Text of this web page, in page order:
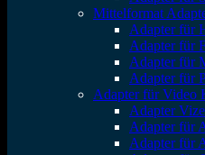
Mittelformat
Adapter für
Adapter für
Adapter für
Adapter für
Adapter für Video
Adapter
Adapter für
Adapter für